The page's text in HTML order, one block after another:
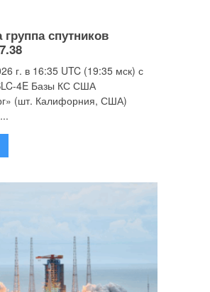
спутников
г. в 16:35 UTC (19:35 мск) с
4E Базы КС США
(шт. Калифорния, США)